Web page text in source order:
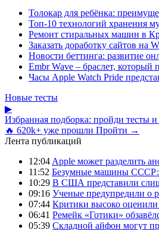
Толокар для ребёнка:
Топ-10 технологий хранения
Ремонт стиральных машин в
Заказать доработку сайтов на
Новости беттинга: развитие
Embr Wave – браслет, который
Часы Apple Watch Pride
Новые тесты
▶
Избранная подборка: пройди тесты и
🔥 620k+ уже прошли Пройти →
Лента публикаций
12:04 Apple может разделить
11:52 Безумные машины СССР:
10:29 В США представили
09:16 Ученые предупредили о
07:44 Критики высоко
06:41 Ремейк «Готики»
05:39 Складной айфон могут